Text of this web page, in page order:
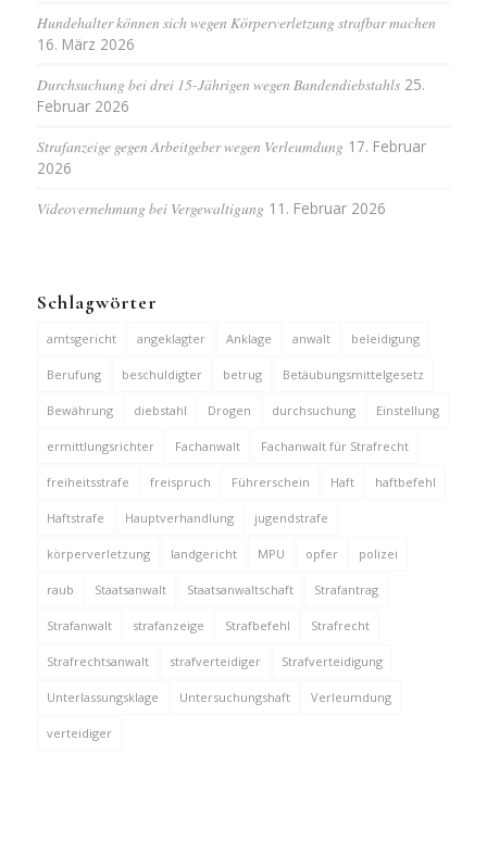
Hundehalter können sich wegen Körperverletzung strafbar machen
16. März 2026
Durchsuchung bei drei 15-Jährigen wegen Bandendiebstahls 25.
Februar 2026
Strafanzeige gegen Arbeitgeber wegen Verleumdung 17. Februar
2026
Videovernehmung bei Vergewaltigung 11. Februar 2026
Schlagwörter
amtsgericht angeklagter Anklage anwalt beleidigung
Berufung beschuldigter betrug Betäubungsmittelgesetz
Bewährung diebstahl Drogen durchsuchung Einstellung
ermittlungsrichter Fachanwalt Fachanwalt für Strafrecht
freiheitsstrafe freispruch Führerschein Haft haftbefehl
Haftstrafe Hauptverhandlung jugendstrafe
körperverletzung landgericht MPU opfer polizei
raub Staatsanwalt Staatsanwaltschaft Strafantrag
Strafanwalt strafanzeige Strafbefehl Strafrecht
Strafrechtsanwalt strafverteidiger Strafverteidigung
Unterlassungsklage Untersuchungshaft Verleumdung
verteidiger